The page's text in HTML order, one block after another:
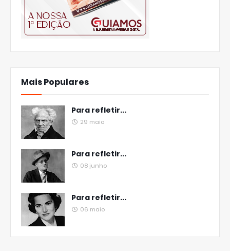
Mais Populares
Para refletir...
29 maio
Para refletir...
08 junho
Para refletir...
06 maio